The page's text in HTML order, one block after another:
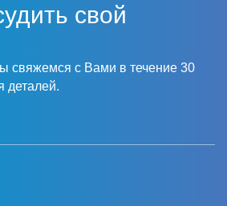
свой
свяжемся с Вами в течение 30
деталей.